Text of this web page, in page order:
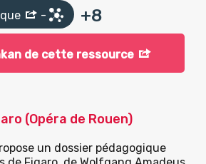
- +8
de cette ressource
(Opéra de Rouen)
un dossier pédagogique